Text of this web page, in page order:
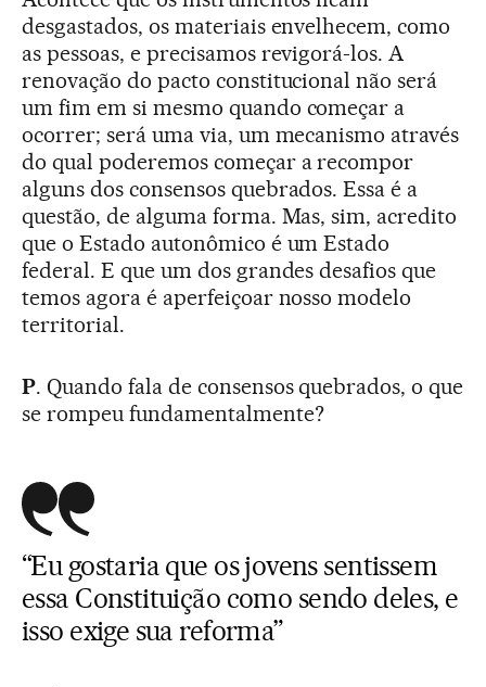
desgastados, os materiais envelhecem, como
as pessoas, e precisamos revigorá-los. A
renovação do pacto constitucional não será
um fim em si mesmo quando começar a
ocorrer; será uma via, um mecanismo através
do qual poderemos começar a recompor
alguns dos consensos quebrados. Essa é a
questão, de alguma forma. Mas, sim, acredito
que o Estado autonômico é um Estado
federal. E que um dos grandes desafios que
temos agora é aperfeiçoar nosso modelo
territorial.
P. Quando fala de consensos quebrados, o que
se rompeu fundamentalmente?
“Eu gostaria que os jovens sentissem
essa Constituição como sendo deles, e
isso exige sua reforma”